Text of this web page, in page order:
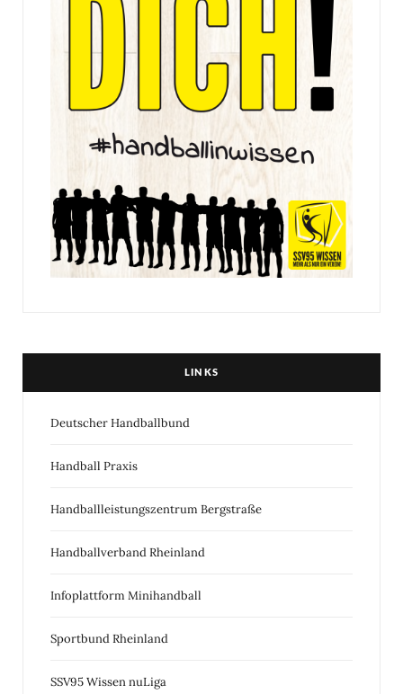
LINKS
Deutscher Handballbund
Handball Praxis
Handballleistungszentrum Bergstraße
Handballverband Rheinland
Infoplattform Minihandball
Sportbund Rheinland
SSV95 Wissen nuLiga